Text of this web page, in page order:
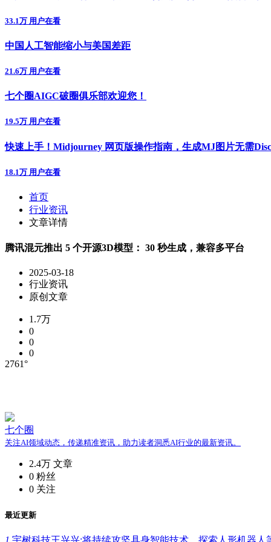
33.1万 用户在看
中国人工智能缩小与美国差距
21.6万 用户在看
七个圈AIGC破圈俱乐部欢迎您！
19.5万 用户在看
快速上手！Midjourney 网页版操作指南，生成MJ图片无需
18.1万 用户在看
首页
行业资讯
文章详情
腾讯混元推出 5 个开源3D模型： 30 秒生成，兼容多平台
2025-03-18
行业资讯
原创文章
1.7万
0
0
0
2761°
七个圈
关注AI领域动态，传递精准资讯，助力读者洞悉AI行业的最新资讯。
2.4万 文章
0 粉丝
0 关注
最近更新
1. 宇树科技王兴兴:将持续攻坚具身智能技术，探索人形机器人